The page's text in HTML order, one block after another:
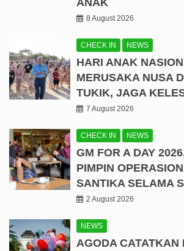
ANAK
8 August 2026
CHECK IN NEWS
HARI ANAK
MERUSAKA NUSA
TUKIK, JAGA
7 August 2026
CHECK IN NEWS
GM FOR A DAY
PIMPIN
SANTIKA SELAMA
2 August 2026
NEWS
AGODA CATATKAN